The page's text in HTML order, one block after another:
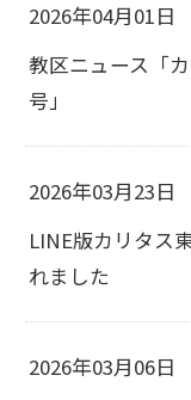
2026年04月01日
教区ニュース「
号」
2026年03月23日
LINE版カリタス
れました
2026年03月06日